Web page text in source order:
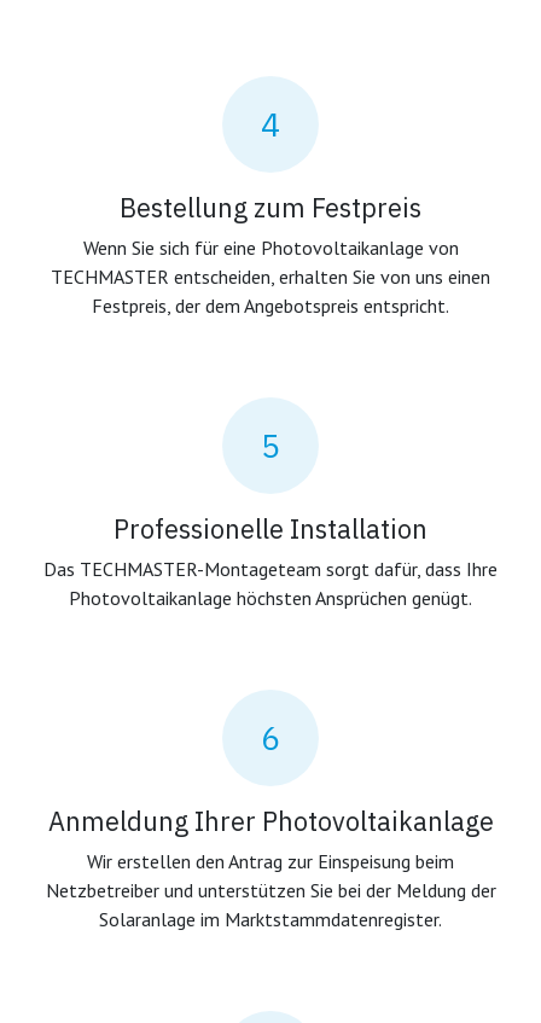
4
Bestellung zum Festpreis
Wenn Sie sich für eine Photovoltaikanlage von
TECHMASTER entscheiden, erhalten Sie von uns einen
Festpreis, der dem Angebotspreis entspricht.
5
Professionelle Installation
Das TECHMASTER-Montageteam sorgt dafür, dass Ihre
Photovoltaikanlage höchsten Ansprüchen genügt.
6
Anmeldung Ihrer Photovoltaikanlage
Wir erstellen den Antrag zur Einspeisung beim
Netzbetreiber und unterstützen Sie bei der Meldung der
Solaranlage im Marktstammdatenregister.